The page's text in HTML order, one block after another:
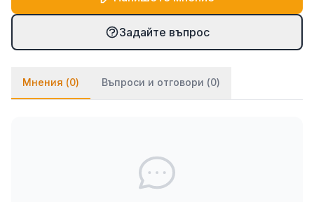
Задайте въпрос
Мнения (0) Въпроси и отговори (0)